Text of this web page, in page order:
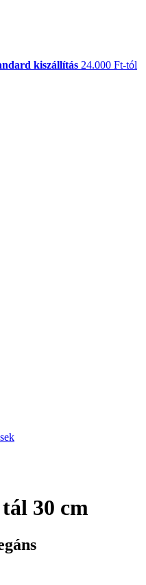
kiszállítás 24.000 Ft-tól
30 cm